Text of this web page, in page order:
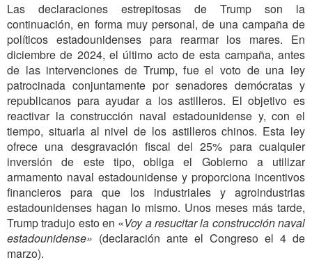
Las declaraciones estrepitosas de Trump son la
continuación, en forma muy personal, de una campaña de
políticos estadounidenses para rearmar los mares. En
diciembre de 2024, el último acto de esta campaña, antes
de las intervenciones de Trump, fue el voto de una ley
patrocinada conjuntamente por senadores demócratas y
republicanos para ayudar a los astilleros. El objetivo es
reactivar la construcción naval estadounidense y, con el
tiempo, situarla al nivel de los astilleros chinos. Esta ley
ofrece una desgravación fiscal del 25% para cualquier
inversión de este tipo, obliga el Gobierno a utilizar
armamento naval estadounidense y proporciona incentivos
financieros para que los industriales y agroindustrias
estadounidenses hagan lo mismo. Unos meses más tarde,
Trump tradujo esto en «Voy a resucitar la construcción naval
estadounidense» (declaración ante el Congreso el 4 de
marzo).